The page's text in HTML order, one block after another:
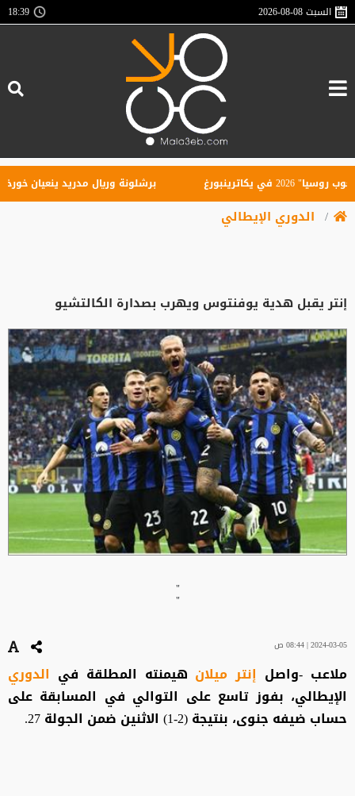
السبت2026-08-08
18:39
برشلونة وريال مدريد ينعيان خورخي
الدوري الإيطالي
إنتر يقبل هدية يوفنتوس ويهرب بصدارة الكالتشيو
"
"
2024-03-05 | 08:44 ص
ملاعب -واصل إنتر ميلان هيمنته المطلقة في الدوري
الإيطالي، بفوز تاسع على التوالي في المسابقة على
حساب ضيفه جنوى، بنتيجة (2-1) الاثنين ضمن الجولة 27.